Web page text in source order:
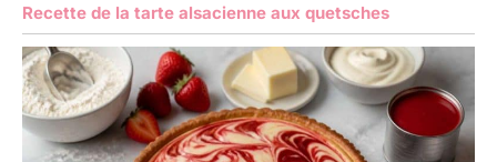
Recette de la tarte alsacienne aux quetsches